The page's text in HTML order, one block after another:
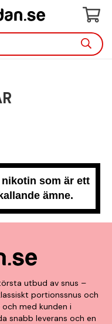
som är ett
ämne.
utbud av snus –
portionssnus och
med kunden i
snabb leverans och en